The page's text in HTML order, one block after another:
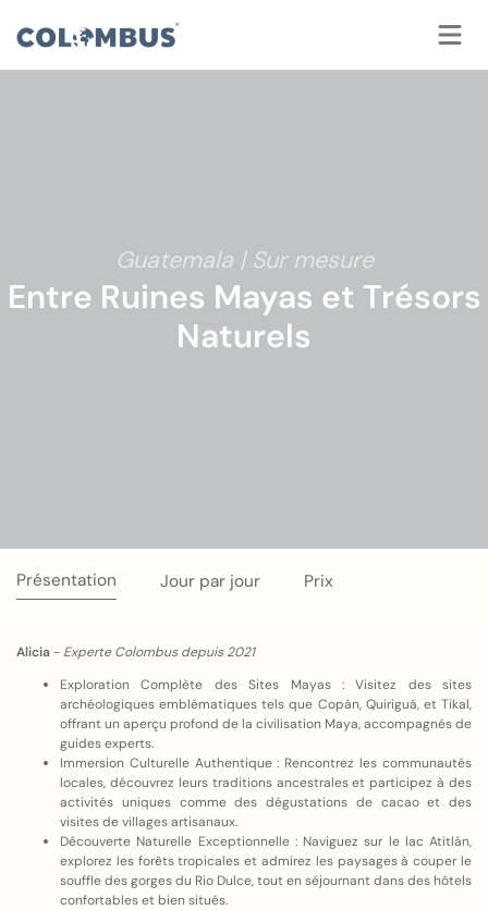
Guatemala | Sur mesure
Entre Ruines Mayas et Trésors
Naturels
Présentation Jour par jour Prix
Alicia - Experte Colombus depuis 2021
Exploration Complète des Sites Mayas : Visitez des sites
archéologiques emblématiques tels que Copán, Quiriguá, et Tikal,
offrant un aperçu profond de la civilisation Maya, accompagnés de
guides experts.
Immersion Culturelle Authentique : Rencontrez les communautés
locales, découvrez leurs traditions ancestrales et participez à des
activités uniques comme des dégustations de cacao et des
visites de villages artisanaux.
Découverte Naturelle Exceptionnelle : Naviguez sur le lac Atitlán,
explorez les forêts tropicales et admirez les paysages à couper le
souffle des gorges du Rio Dulce, tout en séjournant dans des hôtels
confortables et bien situés.